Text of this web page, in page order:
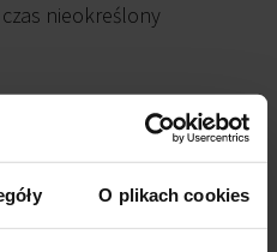
O plikach cookies
artykuły
nieokreślony